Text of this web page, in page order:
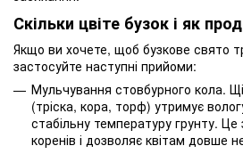
Скільки цвіте бузок і як
Якщо ви хочете, щоб бузкове свято
застосуйте наступні прийоми:
Мульчування стовбурного кола.
(тріска, кора, торф) утримує
стабільну температуру грунту. Це
коренів і дозволяє квітам довше